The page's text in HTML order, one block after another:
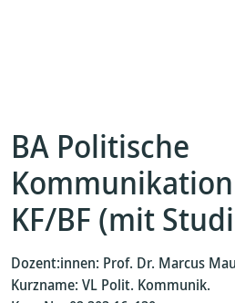
BA Politische
KF/BF (mit
Dozent:innen: Prof. Dr. Marcus
Kurzname: VL Polit. Kommunik.